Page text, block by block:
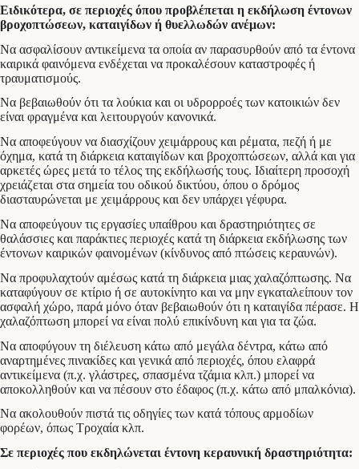
Ειδικότερα, σε περιοχές όπου προβλέπεται η εκδήλωση έντονων
βροχοπτώσεων, καταιγίδων ή θυελλωδών ανέμων:
Να ασφαλίσουν αντικείμενα τα οποία αν παρασυρθούν από τα έντονα
καιρικά φαινόμενα ενδέχεται να προκαλέσουν καταστροφές ή
τραυματισμούς.
Να βεβαιωθούν ότι τα λούκια και οι υδρορροές των κατοικιών δεν
είναι φραγμένα και λειτουργούν κανονικά.
Να αποφεύγουν να διασχίζουν χειμάρρους και ρέματα, πεζή ή με
όχημα, κατά τη διάρκεια καταιγίδων και βροχοπτώσεων, αλλά και για
αρκετές ώρες μετά το τέλος της εκδήλωσής τους. Ιδιαίτερη προσοχή
χρειάζεται στα σημεία του οδικού δικτύου, όπου ο δρόμος
διασταυρώνεται με χειμάρρους και δεν υπάρχει γέφυρα.
Να αποφεύγουν τις εργασίες υπαίθρου και δραστηριότητες σε
θαλάσσιες και παράκτιες περιοχές κατά τη διάρκεια εκδήλωσης των
έντονων καιρικών φαινομένων (κίνδυνος από πτώσεις κεραυνών).
Να προφυλαχτούν αμέσως κατά τη διάρκεια μιας χαλαζόπτωσης. Να
καταφύγουν σε κτίριο ή σε αυτοκίνητο και να μην εγκαταλείπουν τον
ασφαλή χώρο, παρά μόνο όταν βεβαιωθούν ότι η καταιγίδα πέρασε. Η
χαλαζόπτωση μπορεί να είναι πολύ επικίνδυνη και για τα ζώα.
Να αποφύγουν τη διέλευση κάτω από μεγάλα δέντρα, κάτω από
αναρτημένες πινακίδες και γενικά από περιοχές, όπου ελαφρά
αντικείμενα (π.χ. γλάστρες, σπασμένα τζάμια κλπ.) μπορεί να
αποκολληθούν και να πέσουν στο έδαφος (π.χ. κάτω από μπαλκόνια).
Να ακολουθούν πιστά τις οδηγίες των κατά τόπους αρμοδίων
φορέων, όπως Τροχαία κλπ.
Σε περιοχές που εκδηλώνεται έντονη κεραυνική δραστηριότητα: